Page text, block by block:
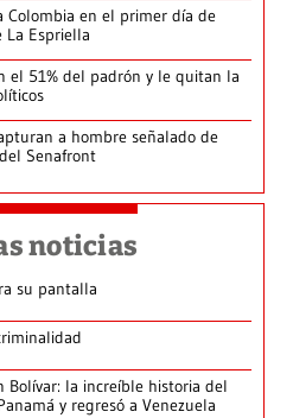
Colombia en el primer día de
La Espriella
el 51% del padrón y le quitan la
a hombre señalado de
Senafront
noticias
su pantalla​
Bolívar: la increíble historia del
y regresó a Venezuela